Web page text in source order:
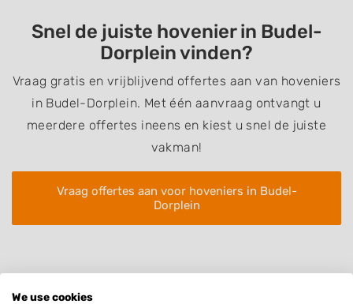
Snel de juiste hovenier in Budel-
Dorplein vinden?
Vraag gratis en vrijblijvend offertes aan van hoveniers
in Budel-Dorplein. Met één aanvraag ontvangt u
meerdere offertes ineens en kiest u snel de juiste
vakman!
Vraag offertes aan voor hoveniers in Budel-
Dorplein
We use cookies